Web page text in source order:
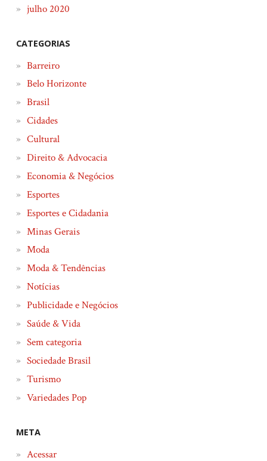
julho 2020
CATEGORIAS
Barreiro
Belo Horizonte
Brasil
Cidades
Cultural
Direito & Advocacia
Economia & Negócios
Esportes
Esportes e Cidadania
Minas Gerais
Moda
Moda & Tendências
Notícias
Publicidade e Negócios
Saúde & Vida
Sem categoria
Sociedade Brasil
Turismo
Variedades Pop
META
Acessar